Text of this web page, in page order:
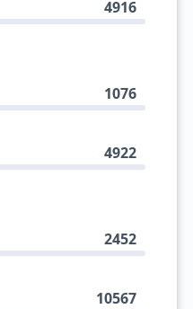
4916
1076
4922
2452
10567